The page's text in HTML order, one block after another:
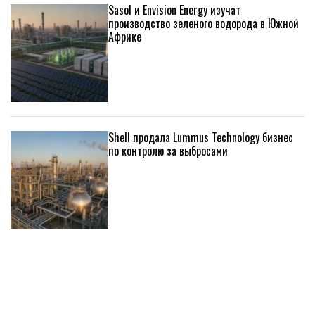
Sasol и Envision Energy изучат
производство зеленого водорода в Южной
Африке
Shell продала Lummus Technology бизнес
по контролю за выбросами